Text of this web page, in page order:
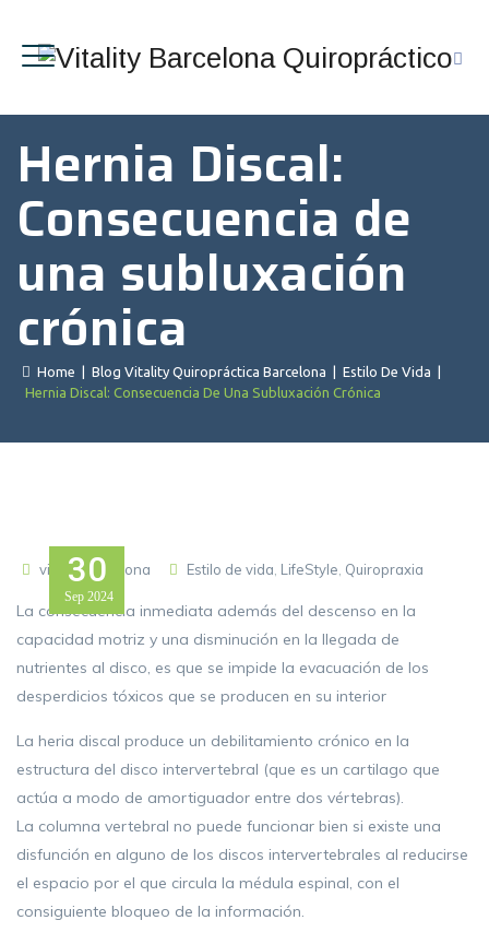
Hernia Discal:
Consecuencia de
una subluxación
crónica
Home Blog Vitality Quiropráctica Barcelona Estilo De Vida
Hernia Discal: Consecuencia De Una Subluxación Crónica
30
Sep 2024
vitalitybarcelona Estilo de vida LifeStyle Quiropraxia
La consecuencia inmediata además del descenso en la
capacidad motriz y una disminución en la llegada de
nutrientes al disco, es que se impide la evacuación de los
desperdicios tóxicos que se producen en su interior
La heria discal produce un debilitamiento crónico en la
estructura del disco intervertebral (que es un cartilago que
actúa a modo de amortiguador entre dos vértebras).
La columna vertebral no puede funcionar bien si existe una
disfunción en alguno de los discos intervertebrales al reducirse
el espacio por el que circula la médula espinal, con el
consiguiente bloqueo de la información.